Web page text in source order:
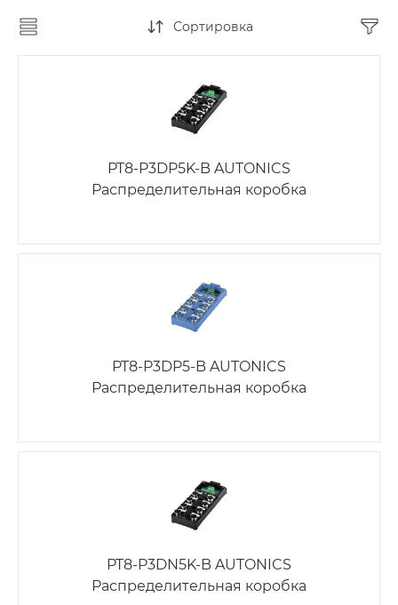
Сортировка
PT8-P3DP5K-B AUTONICS
Распределительная коробка
PT8-P3DP5-B AUTONICS
Распределительная коробка
PT8-P3DN5K-B AUTONICS
Распределительная коробка